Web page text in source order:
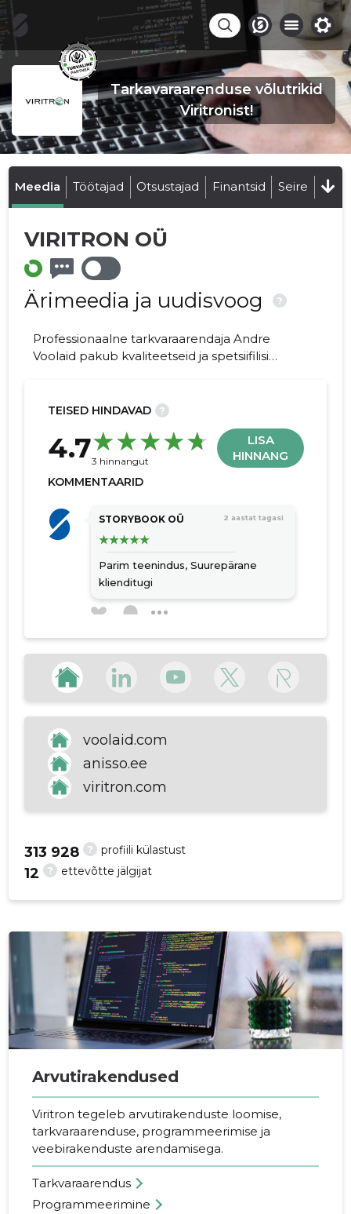
Tarkavaraarenduse võlutrikid
Viritronist!
Meedia Töötajad Otsustajad Finantsid Seire
VIRITRON OÜ
Ärimeedia ja uudisvoog ?
Professionaalne tarkvaraarendaja Andre
Voolaid pakub kvaliteetseid ja spetsiifilisi
on laiad.
TEISED HINDAVAD ?
4.73 hinnangut
LISA
HINNANG
KOMMENTAARID
STORYBOOK OÜ 2 aastat tagasi
Parim teenindus, Suurepärane
klienditugi
voolaid.com
anisso.ee
viritron.com
? profiili külastust
313 928
? ettevõtte jälgijat
12
Arvutirakendused
Viritron tegeleb arvutirakenduste loomise,
tarkvaraarenduse, programmeerimise ja
veebirakenduste arendamisega.
Tarkvaraarendus
Programmeerimine